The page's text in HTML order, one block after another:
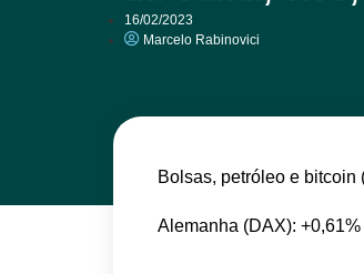
16/02/2023
Marcelo Rabinovici
Bolsas, petróleo e bitcoin
Alemanha (DAX): +0,61%